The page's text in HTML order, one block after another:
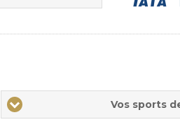
Vos
sports
Vos sports